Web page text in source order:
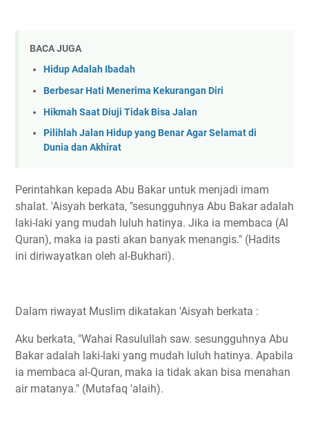
BACA JUGA
Hidup Adalah Ibadah
Berbesar Hati Menerima Kekurangan Diri
Hikmah Saat Diuji Tidak Bisa Jalan
Pilihlah Jalan Hidup yang Benar Agar Selamat di
Dunia dan Akhirat
Perintahkan kepada Abu Bakar untuk menjadi imam
shalat. 'Aisyah berkata, "sesungguhnya Abu Bakar adalah
laki-laki yang mudah luluh hatinya. Jika ia membaca (Al
Quran), maka ia pasti akan banyak menangis." (Hadits
ini diriwayatkan oleh al-Bukhari).
Dalam riwayat Muslim dikatakan 'Aisyah berkata :
Aku berkata, "Wahai Rasulullah saw. sesungguhnya Abu
Bakar adalah laki-laki yang mudah luluh hatinya. Apabila
ia membaca al-Quran, maka ia tidak akan bisa menahan
air matanya." (Mutafaq 'alaih).